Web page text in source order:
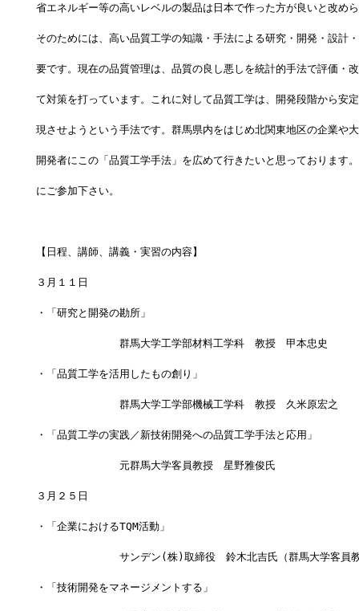
省エネルギー等の高いレベルの製品は日本で作った方が良いと改め
そのためには、高い品質工学の知識・手法による研究・開発・設計
要です。現在の品質管理は、品質の良し悪しを統計的手法で評価・
て対策を打っています。これに対して品質工学は、開発段階から安
現させようという手法です。群馬県内をはじめ北関東地区の企業や
開発者にこの「品質工学手法」を広めて行きたいと思っております
にご参加下さい。
【日程、講師、講義・実習の内容】
３月１１日
・「研究と開発の勘所」
群馬大学工学部材料工学科　教授　甲本忠史
・「品質工学を活用したもの創り」
群馬大学工学部機械工学科　教授　久米原宏之
・「品質工学の実践／新技術開発への品質工学手法と応用」
元群馬大学客員教授　星野雅俊氏
３月２５日
・「企業におけるTQM活動」
サンデン(株)取締役　鈴木北吉氏（群馬大学客員教
・「技術開発をマネージメントする」